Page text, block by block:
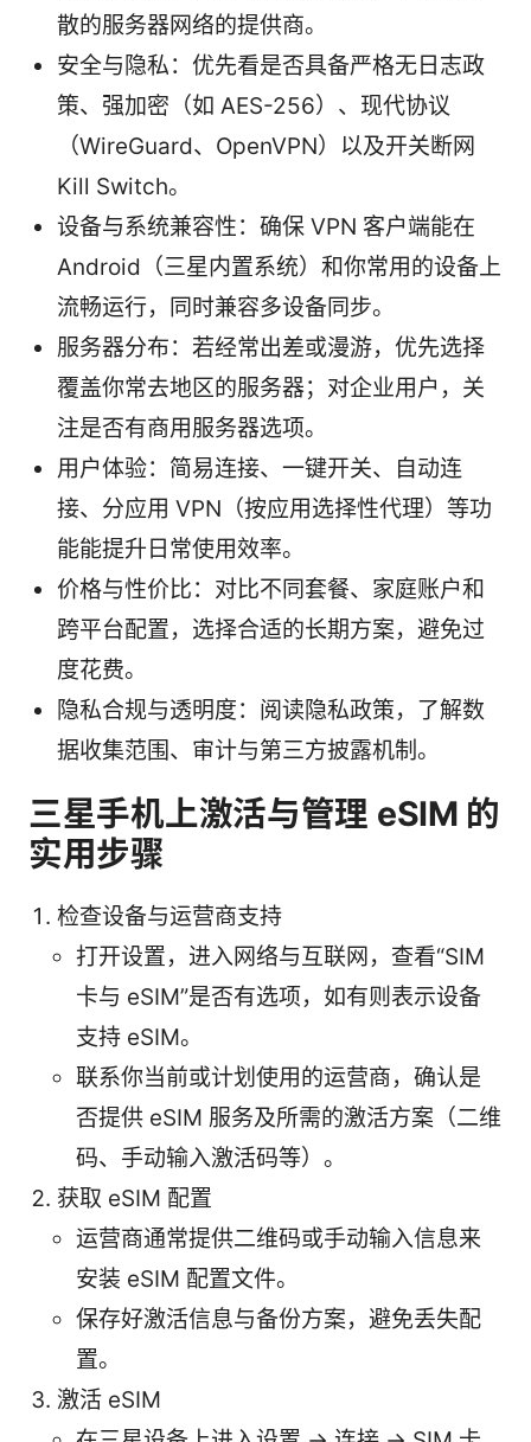
散的服务器网络的提供商。
安全与隐私：优先看是否具备严格无日志政
策、强加密（如 AES-256）、现代协议
（WireGuard、OpenVPN）以及开关断网
Kill Switch。
设备与系统兼容性：确保 VPN 客户端能在
Android（三星内置系统）和你常用的设备上
流畅运行，同时兼容多设备同步。
服务器分布：若经常出差或漫游，优先选择
覆盖你常去地区的服务器；对企业用户，关
注是否有商用服务器选项。
用户体验：简易连接、一键开关、自动连
接、分应用 VPN（按应用选择性代理）等功
能能提升日常使用效率。
价格与性价比：对比不同套餐、家庭账户和
跨平台配置，选择合适的长期方案，避免过
度花费。
隐私合规与透明度：阅读隐私政策，了解数
据收集范围、审计与第三方披露机制。
三星手机上激活与管理 eSIM 的
实用步骤
检查设备与运营商支持
打开设置，进入网络与互联网，查看“SIM
卡与 eSIM”是否有选项，如有则表示设备
支持 eSIM。
联系你当前或计划使用的运营商，确认是
否提供 eSIM 服务及所需的激活方案（二维
码、手动输入激活码等）。
获取 eSIM 配置
运营商通常提供二维码或手动输入信息来
安装 eSIM 配置文件。
保存好激活信息与备份方案，避免丢失配
置。
激活 eSIM